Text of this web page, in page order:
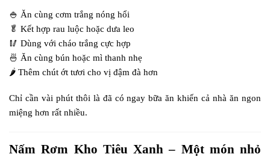
🍚 Ăn cùng cơm trắng nóng hổi
🥬 Kết hợp rau luộc hoặc dưa leo
🥢 Dùng với cháo trắng cực hợp
🍜 Ăn cùng bún hoặc mì thanh nhẹ
🌶️ Thêm chút ớt tươi cho vị đậm đà hơn
Chỉ cần vài phút thôi là đã có ngay bữa ăn khiến cả nhà ăn ngon
miệng hơn rất nhiều.
Nấm Rơm Kho Tiêu Xanh – Một món nhỏ